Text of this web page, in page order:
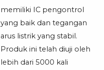
memiliki IC pengontrol
yang baik dan tegangan
arus listrik yang stabil.
Produk ini telah diuji oleh
lebih dari 5000 kali